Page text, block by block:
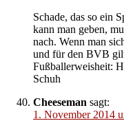
Schade, das so ein
kann man geben,
nach. Wenn man
und für den BVB
Fußballerweisheit:
Schuh
Cheeseman sagt:
1. November 2014